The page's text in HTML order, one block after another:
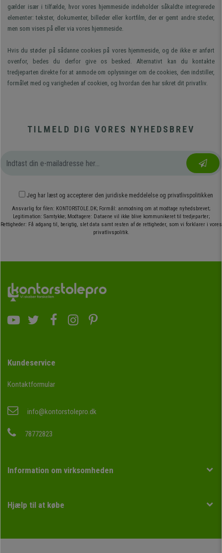
gælder især i tilfælde, hvor vores hjemmeside indeholder såkaldte integrerede
elementer: tekster, dokumenter, billeder eller kortfilm, der er gemt andre steder,
men som vises på eller via vores hjemmeside.
Hvis du støder på sådanne cookies på vores hjemmeside, og de ikke er anført
ovenfor, bedes du derfor give os besked. Alternativt kan du kontakte
tredjeparten direkte for at anmode om oplysninger om de cookies, den indstiller,
formålet med og varigheden af cookien, og hvordan den har sikret dit privatliv.
TILMELD DIG VORES NYHEDSBREV
Jeg har læst og accepterer den juridiske meddelelse og privatlivspolitikken
Ansvarlig for filen: KONTORSTOLE.DK; Formål: anmodning om at modtage nyhedsbrevet;
Legitimation: Samtykke; Modtagere: Dataene vil ikke blive kommunikeret til tredjeparter;
Rettigheder: Få adgang til, berigtig, slet data samt resten af de rettigheder, som vi forklarer i vores
privatlivspolitik.
Kundeservice
Kontaktformular
info@kontorstolepro.dk
78772823
Information om virksomheden
Hjælp til at købe